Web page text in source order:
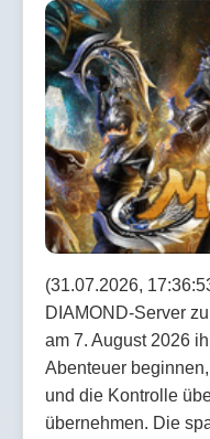
(31.07.2026,
DIAMOND-Server
am 7. August 2026
Abenteuer
und die Kontrolle
übernehmen. Die